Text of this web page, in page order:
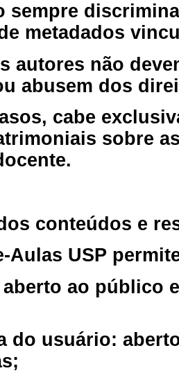
sempre
metadados
autores não
abusem dos
cabe
sobre
conteúdos e
Aulas USP
ao público
do usuário: